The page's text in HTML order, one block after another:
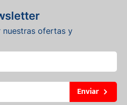
nuestras ofertas y
Enviar